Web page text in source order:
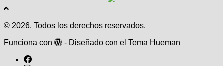
© 2026. Todos los derechos reservados.
Funciona con
- Diseñado con el Tema Hueman